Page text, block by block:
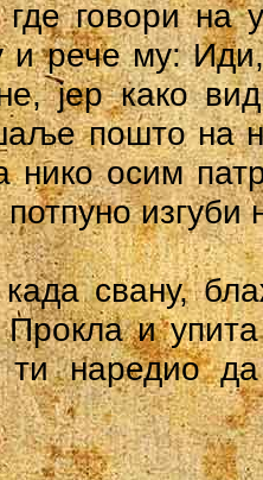
где говори на
и рече му:
јер како
пошто на
нико осим
изгуби
свану,
и
ти наредио